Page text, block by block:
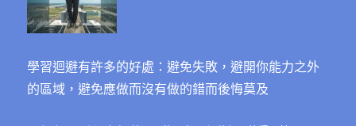
學習迴避有許多的好處：避免失敗，避開你能力之外
的區域，避免應做而沒有做的錯而後悔莫及